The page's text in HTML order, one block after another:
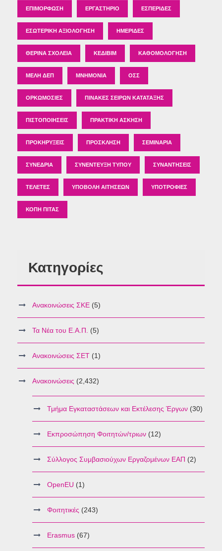
ΕΠΙΜΌΡΦΩΣΗ ΕΡΓΑΣΤΉΡΙΟ ΕΣΠΕΡΊΔΕΣ
ΕΣΩΤΕΡΙΚΉ ΑΞΙΟΛΌΓΗΣΗ ΗΜΕΡΊΔΕΣ
ΘΕΡΙΝΆ ΣΧΟΛΕΊΑ ΚΕΔΙΒΙΜ ΚΑΘΟΜΟΛΌΓΗΣΗ
ΜΈΛΗ ΔΕΠ ΜΝΗΜΌΝΙΑ ΟΣΣ
ΟΡΚΩΜΟΣΊΕΣ ΠΊΝΑΚΕΣ ΣΕΙΡΏΝ ΚΑΤΆΤΑΞΗΣ
ΠΙΣΤΟΠΟΙΉΣΕΙΣ ΠΡΑΚΤΙΚΉ ΆΣΚΗΣΗ
ΠΡΟΚΗΡΎΞΕΙΣ ΠΡΌΣΚΛΗΣΗ ΣΕΜΙΝΆΡΙΑ
ΣΥΝΈΔΡΙΑ ΣΥΝΈΝΤΕΥΞΗ ΤΎΠΟΥ ΣΥΝΑΝΤΉΣΕΙΣ
ΤΕΛΕΤΈΣ ΥΠΟΒΟΛΉ ΑΙΤΉΣΕΩΝ ΥΠΟΤΡΟΦΊΕΣ
ΚΟΠΉ ΠΊΤΑΣ
Κατηγορίες
Ανακοινώσεις ΣΚΕ (5)
Τα Νέα του Ε.Α.Π. (5)
Ανακοινώσεις ΣΕΤ (1)
Ανακοινώσεις (2,432)
Τμήμα Εγκαταστάσεων και Εκτέλεσης Έργων (30)
Εκπροσώπηση Φοιτητών/τριων (12)
Σύλλογος Συμβασιούχων Εργαζομένων ΕΑΠ (2)
OpenEU (1)
Φοιτητικές (243)
Erasmus (67)